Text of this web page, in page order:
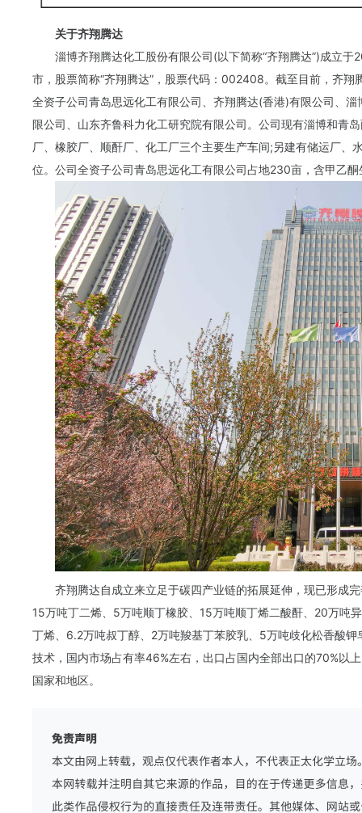
关于齐翔腾达
淄博齐翔腾达化工股份有限公司(以下简称“齐翔腾达”)成立
市，股票简称“齐翔腾达”，股票代码：002408。截至目前，齐
全资子公司青岛思远化工有限公司、齐翔腾达(香港)有限公司、
限公司、山东齐鲁科力化工研究院有限公司。公司现有淄博和青
厂、橡胶厂、顺酐厂、化工厂三个主要生产车间;另建有储运厂
位。公司全资子公司青岛思远化工有限公司占地230亩，含甲乙
齐翔腾达自成立来立足于碳四产业链的拓展延伸，现已形成
15万吨丁二烯、5万吨顺丁橡胶、15万吨顺丁烯二酸酐、20万吨
丁烯、6.2万吨叔丁醇、2万吨羧基丁苯胶乳、5万吨歧化松香酸
技术，国内市场占有率46%左右，出口占国内全部出口的70%以
国家和地区。